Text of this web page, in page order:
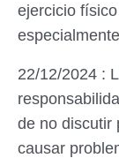
ejercicio
22/12/2024 :
de no discutir
causar